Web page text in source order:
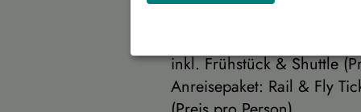
inkl. Frühstück & Shuttle
Anreisepaket: Rail & Fly